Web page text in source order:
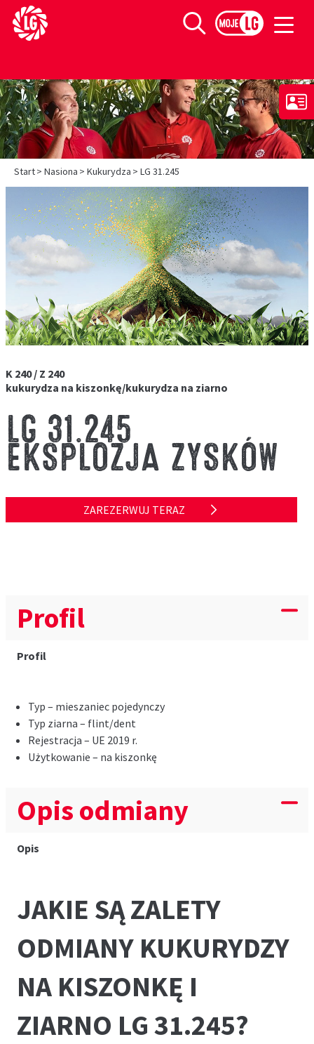
Limagrain europejski lider w produkcji materiału siewnego
Szukaj
Start> Nasiona > Kukurydza > LG 31.245
K 240 / Z 240
kukurydza na kiszonkę/kukurydza na ziarno
LG 31.245
EKSPLOZJA ZYSKÓW
ZAREZERWUJ TERAZ
Profil
Profil
Typ – mieszaniec pojedynczy
Typ ziarna – flint/dent
Rejestracja – UE 2019 r.
Użytkowanie – na kiszonkę
Opis odmiany
Opis
JAKIE SĄ ZALETY
ODMIANY KUKURYDZY
NA KISZONKĘ I
ZIARNO LG 31.245?